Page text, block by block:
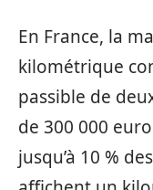
En France, la
kilométrique
passible de
de 300 000
jusqu’à 10 %